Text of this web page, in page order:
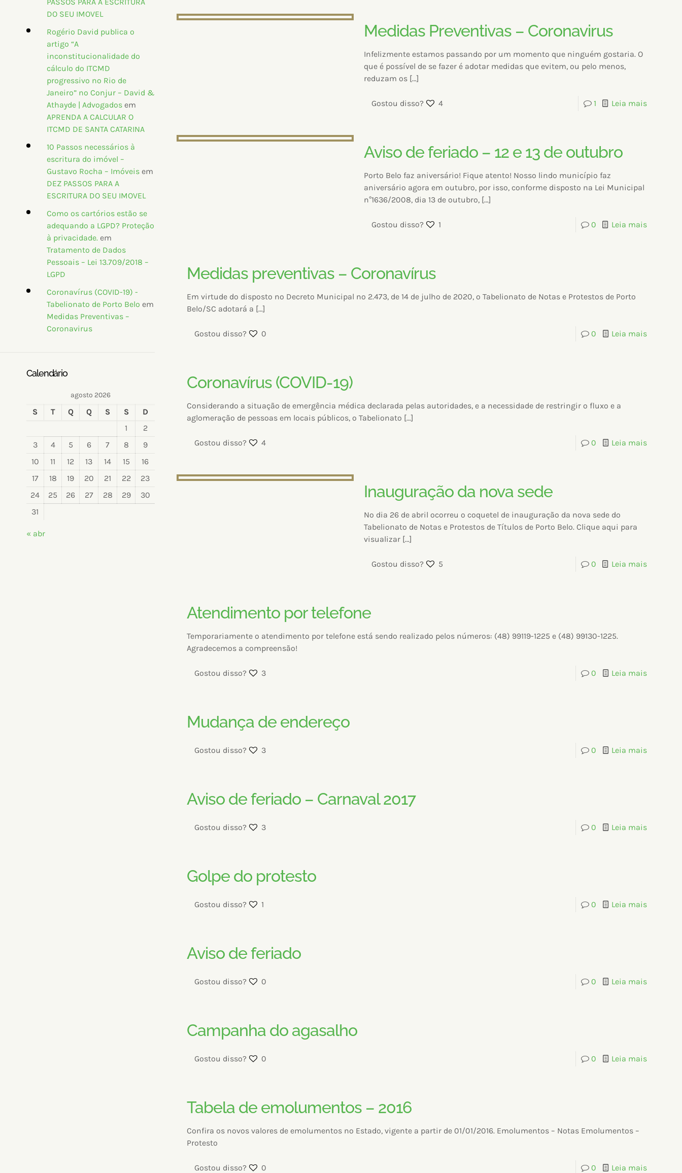
Medidas Preventivas – Coronavirus
Infelizmente estamos passando por um momento que ninguém gostaria. O
que é possível de se fazer é adotar medidas que evitem, ou pelo menos,
reduzam os[…]
Gostou disso? 4 1 Leia mais
Aviso de feriado – 12 e 13 de outubro
Porto Belo faz aniversário! Fique atento! Nosso lindo município faz
aniversário agora em outubro, por isso, conforme disposto na Lei Municipal
n°1636/2008, dia 13 de outubro,[…]
Gostou disso? 1 0 Leia mais
Medidas preventivas – Coronavírus
Em virtude do disposto no Decreto Municipal nº 2.473, de 14 de julho de 2020, o Tabelionato de Notas e Protestos de Porto
Belo/SC adotará a […]
Gostou disso? 0 0 Leia mais
Coronavírus (COVID-19)
Considerando a situação de emergência médica declarada pelas autoridades, e a necessidade de restringir o fluxo e a
aglomeração de pessoas em locais públicos, o Tabelionato […]
Gostou disso? 4 0 Leia mais
Inauguração da nova sede
No dia 26 de abril ocorreu o coquetel de inauguração da nova sede do
Tabelionato de Notas e Protestos de Títulos de Porto Belo. Clique aqui para
visualizar[…]
Gostou disso? 5 0 Leia mais
Atendimento por telefone
Temporariamente o atendimento por telefone está sendo realizado pelos números: (48) 99119-1225 e (48) 99130-1225.
Agradecemos a compreensão!
Gostou disso? 3 0 Leia mais
Mudança de endereço
Gostou disso? 3 0 Leia mais
Aviso de feriado – Carnaval 2017
Gostou disso? 3 0 Leia mais
Golpe do protesto
Gostou disso? 1 0 Leia mais
Aviso de feriado
Gostou disso? 0 0 Leia mais
Campanha do agasalho
Gostou disso? 0 0 Leia mais
Tabela de emolumentos – 2016
Confira os novos valores de emolumentos no Estado, vigente a partir de 01/01/2016. Emolumentos – Notas Emolumentos –
Protesto
Gostou disso? 0 0 Leia mais
DO SEU IMOVEL
Rogério David publica o
artigo “A
inconstitucionalidade do
cálculo do ITCMD
progressivo no Rio de
Janeiro” no Conjur – David &
Athayde | Advogados em
APRENDA A CALCULAR O
ITCMD DE SANTA CATARINA
10 Passos necessários à
escritura do imóvel –
Gustavo Rocha – Imóveis em
DEZ PASSOS PARA A
ESCRITURA DO SEU IMOVEL
Como os cartórios estão se
adequando a LGPD? Proteção
à privacidade. em
Tratamento de Dados
Pessoais – Lei 13.709/2018 –
LGPD
Coronavírus (COVID-19) -
Tabelionato de Porto Belo em
Medidas Preventivas –
Coronavirus
Calendário
agosto 2026
S T Q Q S S
D
1
2
3
4 5 6 7 8
9
10
11 12 13 14 15
16
17
18 19 20 21 22
23
24
25 26 27 28 29
30
31
« abr